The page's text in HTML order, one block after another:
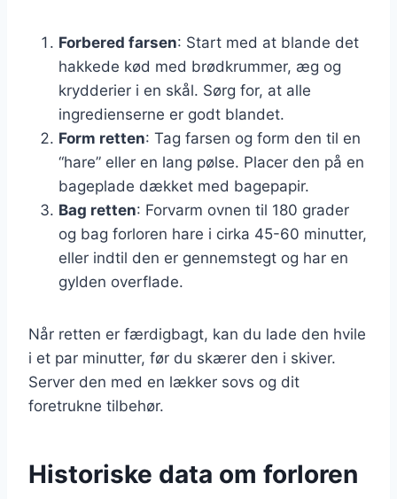
Forbered farsen: Start med at blande det
hakkede kød med brødkrummer, æg og
krydderier i en skål. Sørg for, at alle
ingredienserne er godt blandet.
Form retten: Tag farsen og form den til en
“hare” eller en lang pølse. Placer den på en
bageplade dækket med bagepapir.
Bag retten: Forvarm ovnen til 180 grader
og bag forloren hare i cirka 45-60 minutter,
eller indtil den er gennemstegt og har en
gylden overflade.
Når retten er færdigbagt, kan du lade den hvile
i et par minutter, før du skærer den i skiver.
Server den med en lækker sovs og dit
foretrukne tilbehør.
Historiske data om forloren